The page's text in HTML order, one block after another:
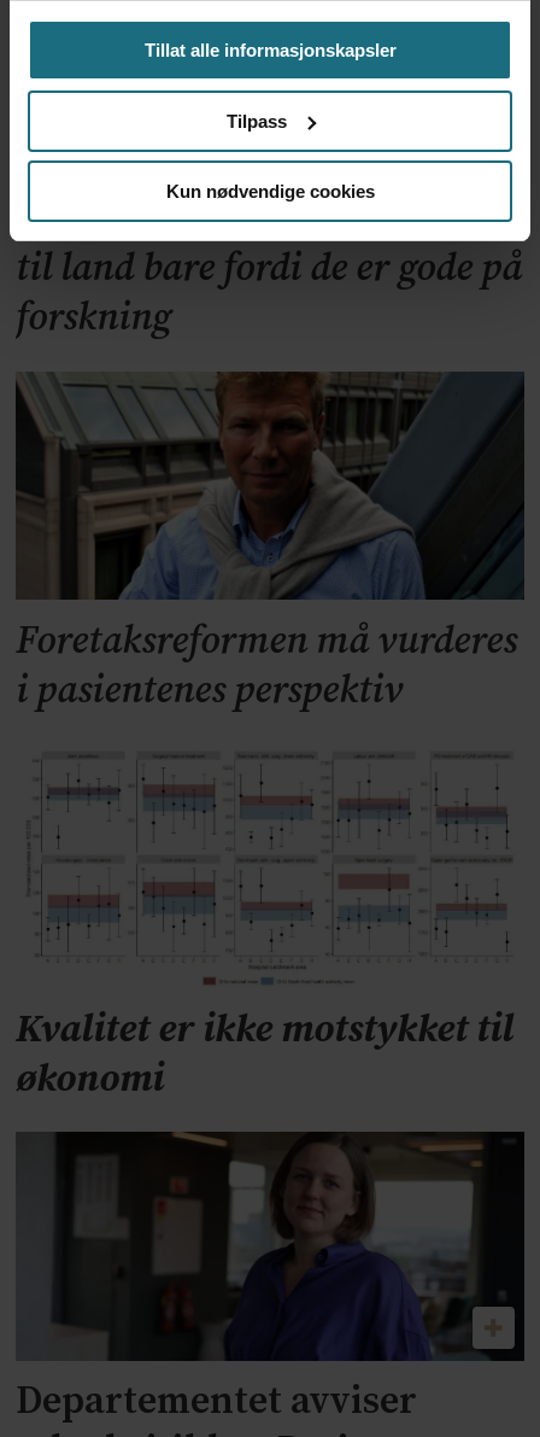
Tillat alle informasjonskapsler
Tilpass
Kun nødvendige cookies
Kliniske studier kommer ikke
til land bare fordi de er gode på
forskning
Foretaksreformen må vurderes
i pasientenes perspektiv
Kvalitet er ikke motstykket til
økonomi
Departementet avviser